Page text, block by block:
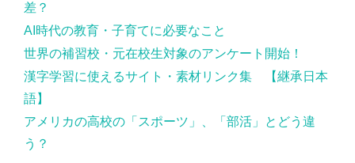
差？
AI時代の教育・子育てに必要なこと
世界の補習校・元在校生対象のアンケート開始！
漢字学習に使えるサイト・素材リンク集 【継承日本
語】
アメリカの高校の「スポーツ」、「部活」とどう違
う？